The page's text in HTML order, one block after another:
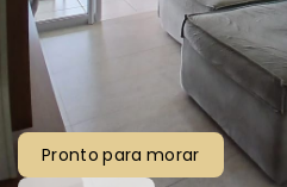
Pronto para morar